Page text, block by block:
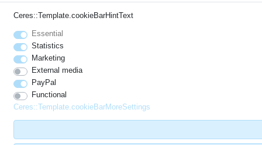
Ceres::Template.cookieBarHintText
Essential
Statistics
Marketing
External media
PayPal
Functional
Ceres::Template.cookieBarMoreSettings